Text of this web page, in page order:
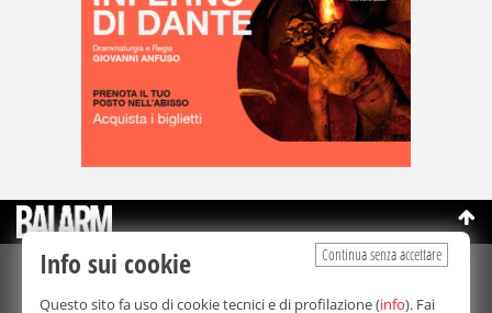
©Copyright 2003-2026
Bmedia Srl- P.IVA 07064240828
Continua senza accettare
Info sui cookie
Questo sito fa uso di cookie tecnici e di profilazione (info). Fai